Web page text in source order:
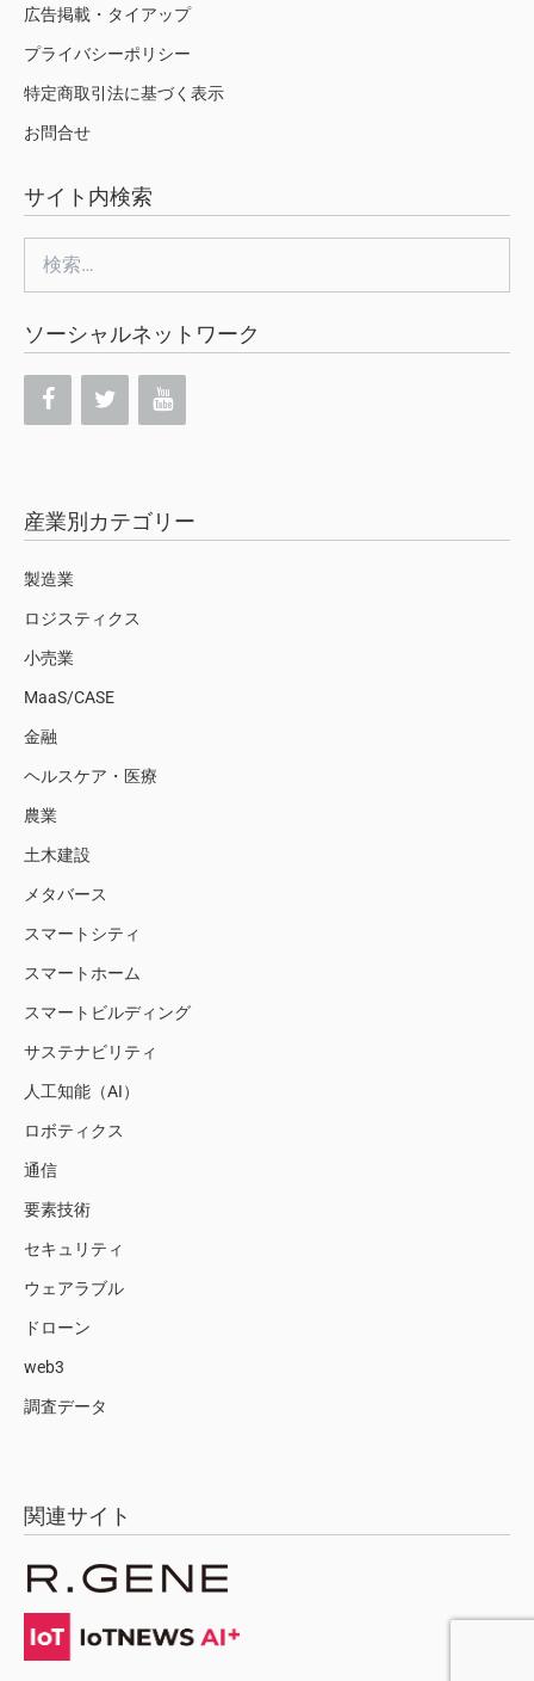
広告掲載・タイアップ
プライバシーポリシー
特定商取引法に基づく表示
お問合せ
サイト内検索
索:
ソーシャルネットワーク
産業別カテゴリー
製造業
ロジスティクス
小売業
MaaS/CASE
金融
ヘルスケア・医療
農業
土木建設
メタバース
スマートシティ
スマートホーム
スマートビルディング
サステナビリティ
人工知能（AI）
ロボティクス
通信
要素技術
セキュリティ
ウェアラブル
ドローン
web3
調査データ
関連サイト